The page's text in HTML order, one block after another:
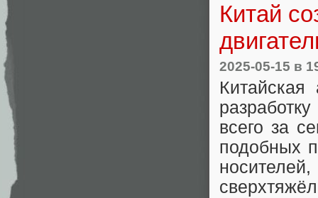
Китай
2025-05-15 в
Китайская
всего за
подобных